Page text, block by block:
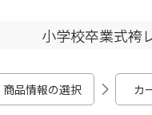
小学校卒業式袴
商品情報の選択 カ